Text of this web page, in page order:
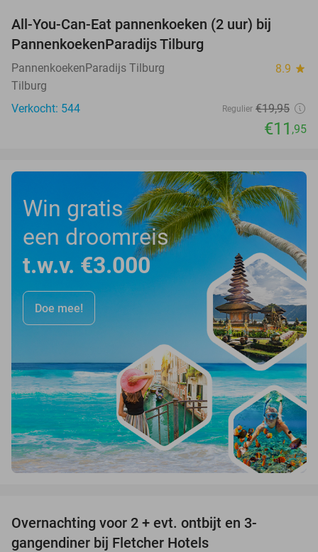
All-You-Can-Eat pannenkoeken (2 uur) bij
PannenkoekenParadijs Tilburg
PannenkoekenParadijs Tilburg 8.9 star
Tilburg
Verkocht: 544
Regulier €19,95
€11 ,95
Win gratis
een droomreis
t.w.v. €3.000
Doe mee!
Overnachting voor 2 + evt. ontbijt en 3-
gangendiner bij Fletcher Hotels